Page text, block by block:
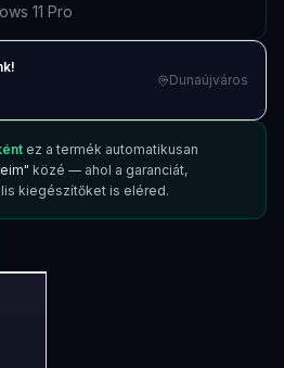
11 Pro
Dunaújváros
ez a termék automatikusan
közé — ahol a garanciát,
kiegészítőket is eléred.